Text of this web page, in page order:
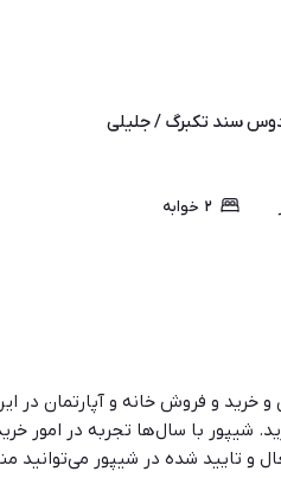
۲ خوابه
و خرید و فروش خانه و آپارتمان
شیپور با سال‌ها تجربه در امور
و تایید شده در شیپور می‌توانید